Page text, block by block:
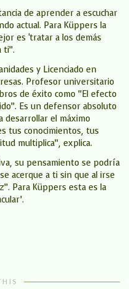
de aprender a escuchar
actual. Para Küppers la
es ‘tratar a los demás
y Licenciado en
Profesor universitario
de éxito como “El efecto
Es un defensor absoluto
desarrollar el máximo
tus conocimientos, tus
multiplica”, explica.
su pensamiento se podría
acerque a ti sin que al irse
Para Küppers esta es la